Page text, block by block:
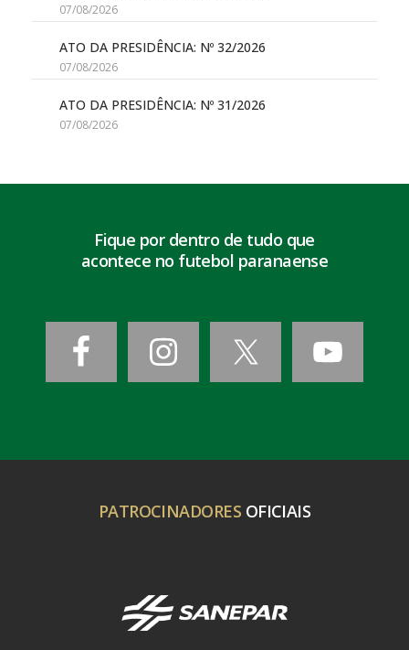
07/08/2026
ATO DA PRESIDÊNCIA: Nº 32/2026
07/08/2026
ATO DA PRESIDÊNCIA: Nº 31/2026
07/08/2026
Fique por dentro de tudo que
acontece no futebol paranaense
PATROCINADORES OFICIAIS